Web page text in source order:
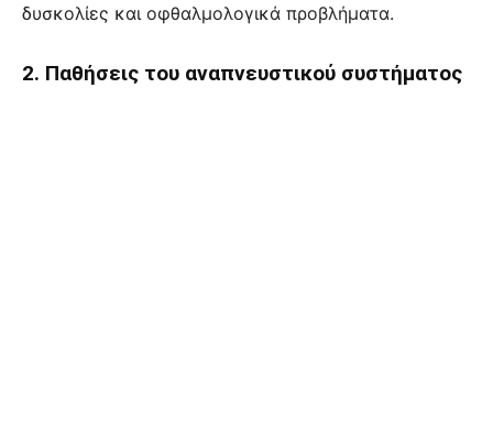
δυσκολίες και οφθαλμολογικά προβλήματα.
2. Παθήσεις του αναπνευστικού συστήματος